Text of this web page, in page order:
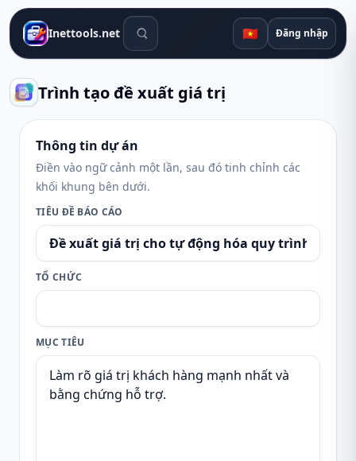
Inettools.net Công cụ tìm kiếm 🇻🇳 Đăng nhập
Trình tạo đề xuất giá trị
Thông tin dự án
Điền vào ngữ cảnh một lần, sau đó tinh chỉnh các
khối khung bên dưới.
TIÊU ĐỀ BÁO CÁO
TỔ CHỨC
MỤC TIÊU